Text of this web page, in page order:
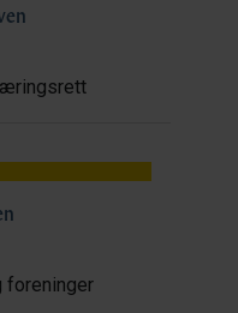
foreninger